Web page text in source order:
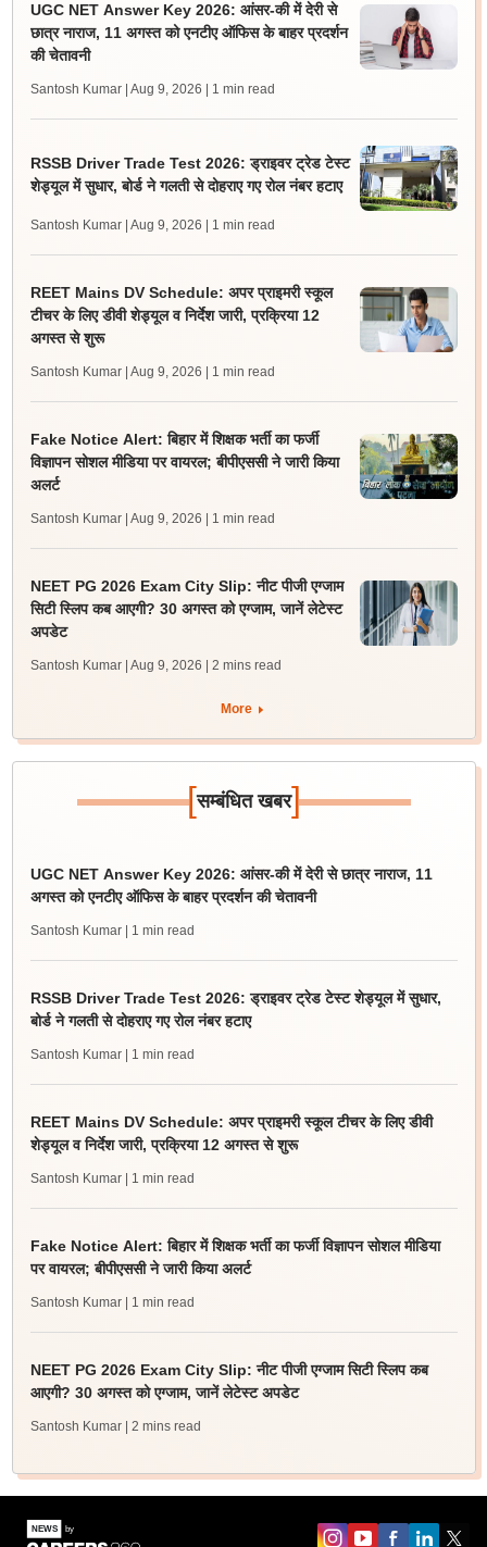
UGC NET Answer Key 2026: आंसर-की में देरी से
छात्र नाराज, 11 अगस्त को एनटीए ऑफिस के बाहर प्रदर्शन
की चेतावनी
Santosh Kumar | Aug 9, 2026 | 1 min read
RSSB Driver Trade Test 2026: ड्राइवर ट्रेड टेस्ट
शेड्यूल में सुधार, बोर्ड ने गलती से दोहराए गए रोल नंबर हटाए
Santosh Kumar | Aug 9, 2026 | 1 min read
REET Mains DV Schedule: अपर प्राइमरी स्कूल
टीचर के लिए डीवी शेड्यूल व निर्देश जारी, प्रक्रिया 12
अगस्त से शुरू
Santosh Kumar | Aug 9, 2026 | 1 min read
Fake Notice Alert: बिहार में शिक्षक भर्ती का फर्जी
विज्ञापन सोशल मीडिया पर वायरल; बीपीएससी ने जारी किया
अलर्ट
Santosh Kumar | Aug 9, 2026 | 1 min read
NEET PG 2026 Exam City Slip: नीट पीजी एग्जाम
सिटी स्लिप कब आएगी? 30 अगस्त को एग्जाम, जानें लेटेस्ट
अपडेट
Santosh Kumar | Aug 9, 2026 | 2 mins read
More
[सम्बंधित खबर]
UGC NET Answer Key 2026: आंसर-की में देरी से छात्र नाराज, 11
अगस्त को एनटीए ऑफिस के बाहर प्रदर्शन की चेतावनी
Santosh Kumar | 1 min read
RSSB Driver Trade Test 2026: ड्राइवर ट्रेड टेस्ट शेड्यूल में सुधार,
बोर्ड ने गलती से दोहराए गए रोल नंबर हटाए
Santosh Kumar | 1 min read
REET Mains DV Schedule: अपर प्राइमरी स्कूल टीचर के लिए डीवी
शेड्यूल व निर्देश जारी, प्रक्रिया 12 अगस्त से शुरू
Santosh Kumar | 1 min read
Fake Notice Alert: बिहार में शिक्षक भर्ती का फर्जी विज्ञापन सोशल मीडिया
पर वायरल; बीपीएससी ने जारी किया अलर्ट
Santosh Kumar | 1 min read
NEET PG 2026 Exam City Slip: नीट पीजी एग्जाम सिटी स्लिप कब
आएगी? 30 अगस्त को एग्जाम, जानें लेटेस्ट अपडेट
Santosh Kumar | 2 mins read